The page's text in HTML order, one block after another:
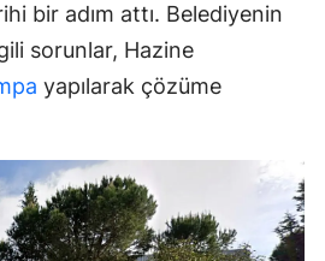
bir adım attı. Belediyenin
sorunlar, Hazine
yapılarak çözüme